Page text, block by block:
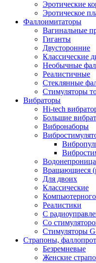
Эротические
Эротическое
Фаллоимитаторы
Вагинальные
Гиганты
Двусторонние
Классические
Необычные
Реалистичные
Стеклянные
Стимуляторы
Вибраторы
Hi-tech
Большие
Вибронаборы
Вращающиеся
Для двоих
Классические
Реалистики
С
Со
Стимуляторы
Страпоны,
Безремневые
Женские